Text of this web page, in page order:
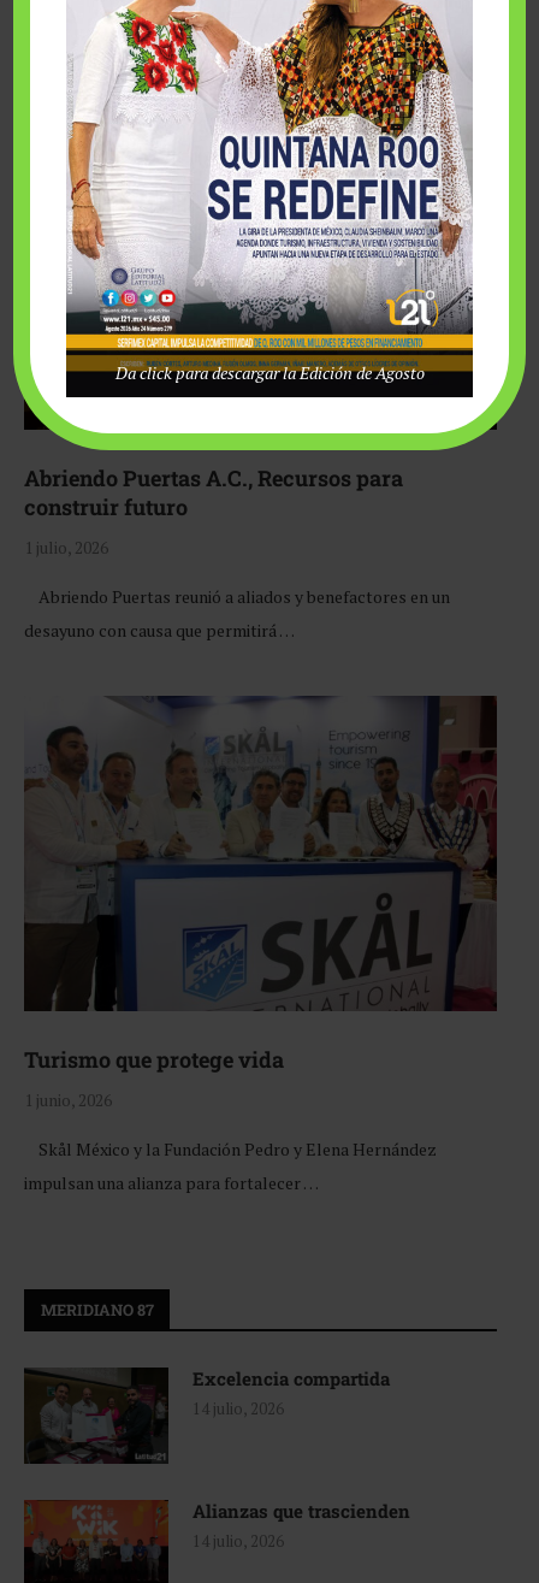
Fairmont Mayakoba y Make-A-Wish México unieron
esfuerzos para hacer realidad el deseo de una …
Abriendo Puertas A.C., Recursos para
construir futuro
1 julio, 2026
Abriendo Puertas reunió a aliados y benefactores en un
desayuno con causa que permitirá …
Turismo que protege vida
1 junio, 2026
Skål México y la Fundación Pedro y Elena Hernández
impulsan una alianza para fortalecer …
MERIDIANO 87
Excelencia compartida
14 julio, 2026
Alianzas que trascienden
14 julio, 2026
Da click para descargar la Edición de Agosto